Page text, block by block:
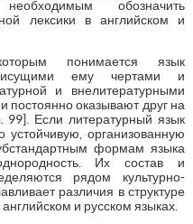
обозначить
лексики в английском и
понимается язык
ему чертами и
и внелитературными
оказывают друг на
99]. Если литературный язык
устойчивую, организованную
формам языка
Их состав и
рядом культурно-
различия в структуре
и русском языках.